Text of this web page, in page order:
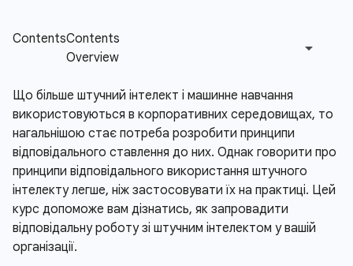
Що більше штучний інтелект і машинне навчання
використовуються в корпоративних середовищах, то
нагальнішою стає потреба розробити принципи
відповідального ставлення до них. Однак говорити про
принципи відповідального використання штучного
інтелекту легше, ніж застосовувати їх на практиці. Цей
курс допоможе вам дізнатись, як запровадити
відповідальну роботу зі штучним інтелектом у вашій
організації.